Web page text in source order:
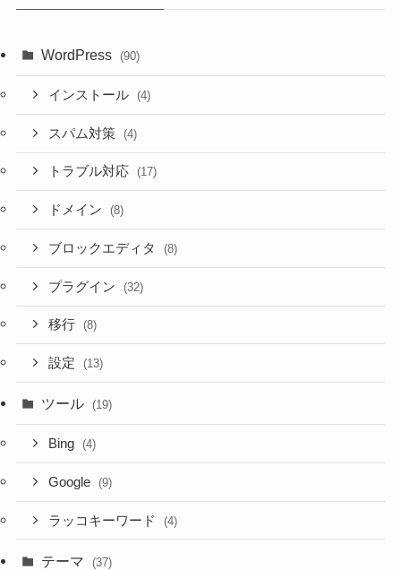
WordPress (90)
インストール (4)
スパム対策 (4)
トラブル対応 (17)
ドメイン (8)
ブロックエディタ (8)
プラグイン (32)
移行 (8)
設定 (13)
ツール (19)
Bing (4)
Google (9)
ラッコキーワード (4)
テーマ (37)